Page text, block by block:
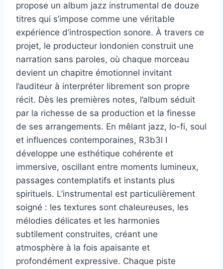
propose un album jazz instrumental de douze
titres qui s’impose comme une véritable
expérience d’introspection sonore. À travers ce
projet, le producteur londonien construit une
narration sans paroles, où chaque morceau
devient un chapitre émotionnel invitant
l’auditeur à interpréter librement son propre
récit. Dès les premières notes, l’album séduit
par la richesse de sa production et la finesse
de ses arrangements. En mêlant jazz, lo-fi, soul
et influences contemporaines, R3b3l I
développe une esthétique cohérente et
immersive, oscillant entre moments lumineux,
passages contemplatifs et instants plus
spirituels. L’instrumental est particulièrement
soigné : les textures sont chaleureuses, les
mélodies délicates et les harmonies
subtilement construites, créant une
atmosphère à la fois apaisante et
profondément expressive. Chaque piste